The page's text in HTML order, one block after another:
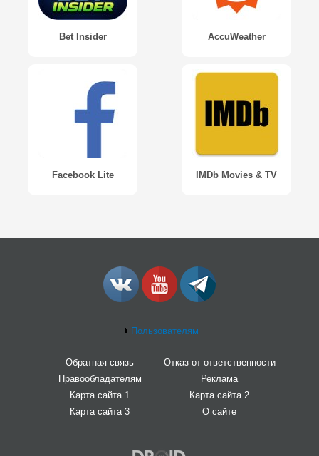
Bet Insider AccuWeather
Facebook Lite IMDb Movies & TV
Пользователям
Обратная связь
Отказ от ответственности
Правообладателям
Реклама
Карта сайта 1
Карта сайта 2
Карта сайта 3
О сайте